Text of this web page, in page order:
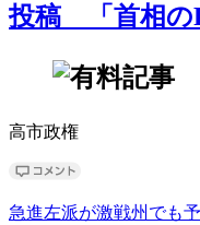
投稿 「首相の
高市政権
急進左派が激戦州でも